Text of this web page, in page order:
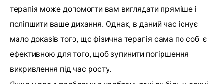
терапія може допомогти вам виглядати пряміше і
поліпшити ваше дихання. Однак, в даний час існує
мало доказів того, що фізична терапія сама по собі є
ефективною для того, щоб зупинити погіршення
викривлення під час росту.